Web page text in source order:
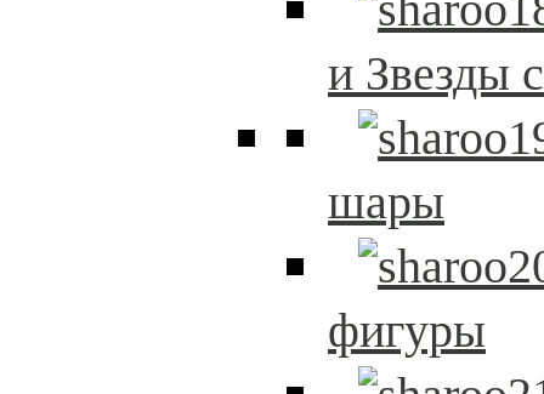
и Звезды
шары
фигуры